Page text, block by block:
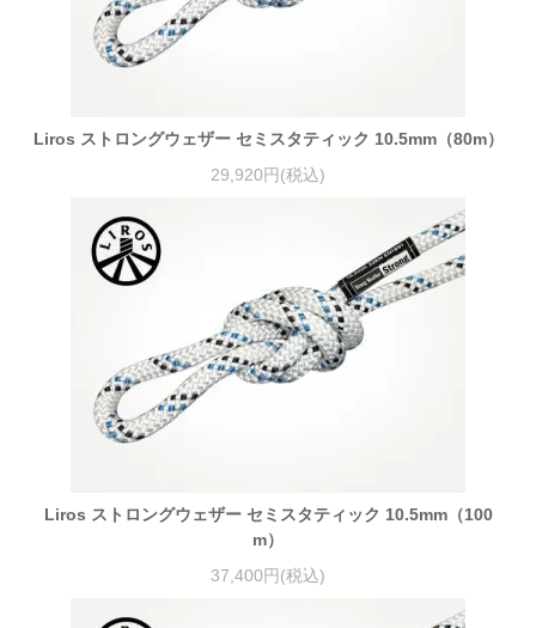
Liros ストロングウェザー セミスタティック 10.5mm（80m）
29,920円(税込)
Liros ストロングウェザー セミスタティック 10.5mm（100
m）
37,400円(税込)